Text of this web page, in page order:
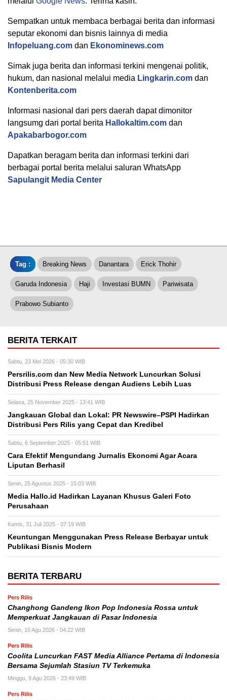
Sempatkan untuk membaca berbagai berita dan informasi
seputar ekonomi dan bisnis lainnya di media
Infopeluang.com dan Ekonominews.com
Simak juga berita dan informasi terkini mengenai politik,
hukum, dan nasional melalui media Lingkarin.com dan
Kontenberita.com
Informasi nasional dari pers daerah dapat dimonitor
langsumg dari portal berita Hallokaltim.com dan
Apakabarbogor.com
Dapatkan beragam berita dan informasi terkini dari
berbagai portal berita melalui saluran WhatsApp
Sapulangit Media Center
Tag : Breaking News Danantara Erick Thohir
Garuda Indonesia Haji Investasi BUMN Pariwisata
Prabowo Subianto
BERITA TERKAIT
Sabtu, 23 Mei 2026 - 05:30 WIB
Persrilis.com dan New Media Network Luncurkan Solusi
Distribusi Press Release dengan Audiens Lebih Luas
Selasa, 25 November 2025 - 13:41 WIB
Jangkauan Global dan Lokal: PR Newswire–PSPI Hadirkan
Distribusi Pers Rilis yang Cepat dan Kredibel
Sabtu, 6 September 2025 - 05:51 WIB
Cara Efektif Mengundang Jurnalis Ekonomi Agar Acara
Liputan Berhasil
Senin, 25 Agustus 2025 - 15:03 WIB
Media Hallo.id Hadirkan Layanan Khusus Galeri Foto
Perusahaan
Kamis, 31 Juli 2025 - 07:19 WIB
Keuntungan Menggunakan Press Release Berbayar untuk
Publikasi Bisnis Modern
BERITA TERBARU
Pers Rilis
Changhong Gandeng Ikon Pop Indonesia Rossa untuk
Memperkuat Jangkauan di Pasar Indonesia
Senin, 10 Agu 2026 - 04:22 WIB
Pers Rilis
Coolita Luncurkan FAST Media Alliance Pertama di Indonesia
Bersama Sejumlah Stasiun TV Terkemuka
Minggu, 9 Agu 2026 - 23:49 WIB
Pers Rilis